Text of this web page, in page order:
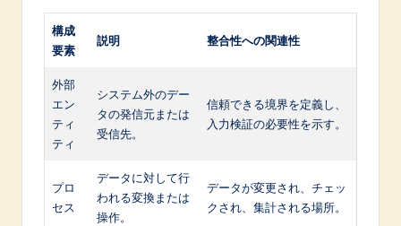
構成
要素
説明 整合性への関連性
外部
エン
ティ
ティ
システム外のデー
タの発信元または
受信先。
信頼できる境界を定義し、
入力検証の必要性を示す。
プロ
セス
データに対して行
われる変換または
操作。
データが変更され、チェッ
クされ、集計される場所。